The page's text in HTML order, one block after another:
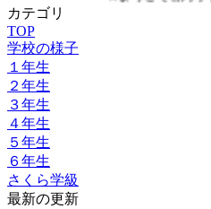
カテゴリ
TOP
学校の様子
１年生
２年生
３年生
４年生
５年生
６年生
さくら学級
最新の更新